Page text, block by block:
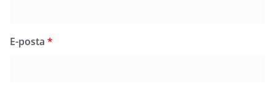
E-posta *